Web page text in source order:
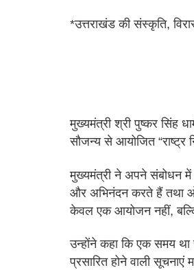
*उत्तराखंड की संस्कृति,
मुख्यमंत्री श्री पुष्कर सिंह
सौजन्य से आयोजित “राष्ट्र
मुख्यमंत्री ने अपने संबोधन में
और अभिनंदन करते हैं तथा
केवल एक आयोजन नहीं,
उन्होंने कहा कि एक समय
प्रसारित होने वाली सूचनाएं